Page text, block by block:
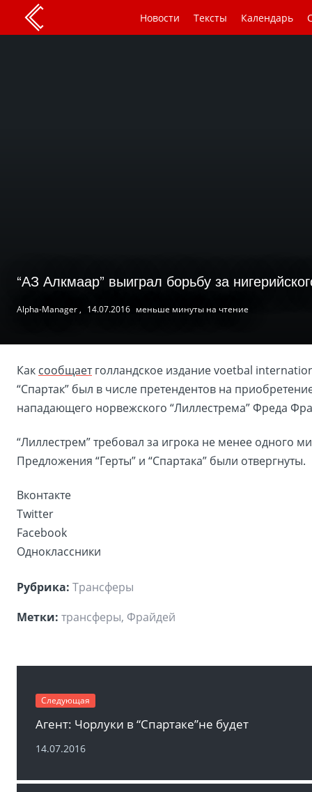
Новости Тексты Календарь
“АЗ Алкмаар” выиграл борьбу за
Alpha-Manager , 14.07.2016 меньше минуты на чтение
Как сообщаетголландское издание voetbal
“Спартак” был в числе претендентов на
нападающего норвежского “Лиллестрема” Фреда
“Лиллестрем” требовал за игрока не менее одного
Предложения “Герты” и “Спартака” были отвергнуты.
Вконтакте
Twitter
Facebook
Одноклассники
Рубрика: Трансферы
Метки: трансферы, Фрайдей
Следующая
Агент: Чорлуки в “Спартаке”не будет
14.07.2016